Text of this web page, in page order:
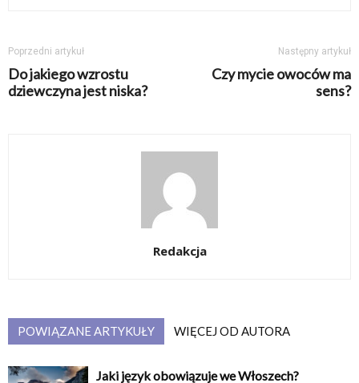
Poprzedni artykuł
Do jakiego wzrostu
dziewczyna jest niska?
Następny artykuł
Czy mycie owoców ma
sens?
Redakcja
POWIĄZANE ARTYKUŁY WIĘCEJ OD AUTORA
Jaki język obowiązuje we Włoszech?